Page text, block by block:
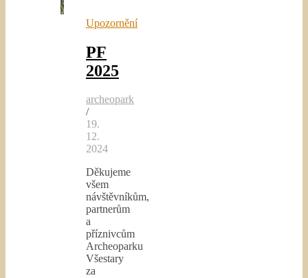
Upozornění
PF
2025
archeopark
/
19.
12.
2024
Děkujeme
všem
návštěvníkům,
partnerům
a
příznivcům
Archeoparku
Všestary
za